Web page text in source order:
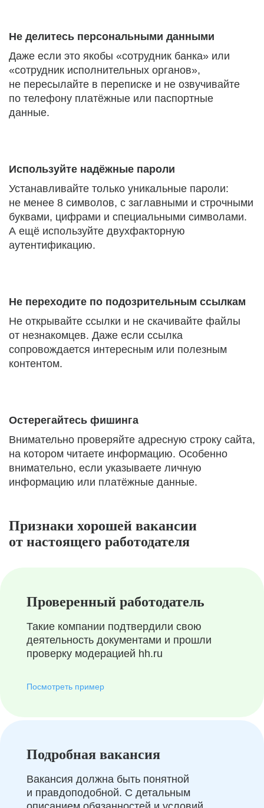
Не делитесь персональными данными
Даже если это якобы «сотрудник банка» или
«сотрудник исполнительных органов»,
не пересылайте в переписке и не озвучивайте
по телефону платёжные или паспортные
данные.
Используйте надёжные пароли
Устанавливайте только уникальные пароли:
не менее 8 символов, с заглавными и строчными
буквами, цифрами и специальными символами.
А ещё используйте двухфакторную
аутентификацию.
Не переходите по подозрительным ссылкам
Не открывайте ссылки и не скачивайте файлы
от незнакомцев. Даже если ссылка
сопровождается интересным или полезным
контентом.
Остерегайтесь фишинга
Внимательно проверяйте адресную строку сайта,
на котором читаете информацию. Особенно
внимательно, если указываете личную
информацию или платёжные данные.
Признаки хорошей вакансии
от настоящего работодателя
Проверенный работодатель
Такие компании подтвердили свою
деятельность документами и прошли
проверку модерацией hh.ru
Посмотреть пример
Подробная вакансия
Вакансия должна быть понятной
и правдоподобной. С детальным